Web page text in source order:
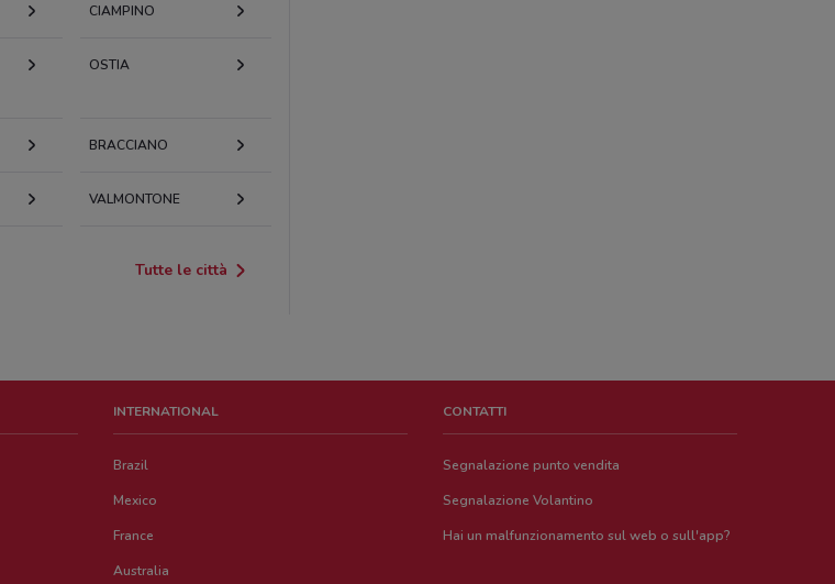
CIAMPINO
OSTIA
BRACCIANO
VALMONTONE
Tutte le città
INTERNATIONAL
Brazil
Mexico
France
Australia
CONTATTI
Segnalazione punto vendita
Segnalazione Volantino
Hai un malfunzionamento sul web o sull'app?